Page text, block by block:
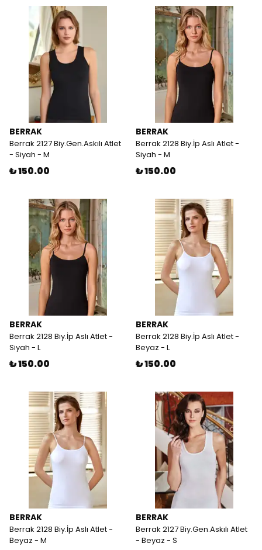
BERRAK
Berrak 2127 Biy.Gen.Askılı Atlet
- Siyah - M
₺ 150.00
BERRAK
Berrak 2128 Biy.İp Aslı Atlet -
Siyah - M
₺ 150.00
BERRAK
Berrak 2128 Biy.İp Aslı Atlet -
Siyah - L
₺ 150.00
BERRAK
Berrak 2128 Biy.İp Aslı Atlet -
Beyaz - L
₺ 150.00
BERRAK
Berrak 2128 Biy.İp Aslı Atlet -
Beyaz - M
BERRAK
Berrak 2127 Biy.Gen.Askılı Atlet
- Beyaz - S